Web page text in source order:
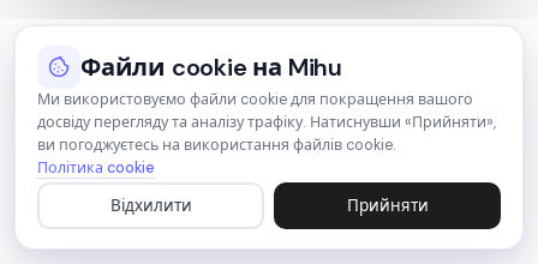
Комунікація
Почніть безкоштовний пробний період
сьогодні. Кредитна картка не потрібна.
Розгорніть за лічені хвилини.
Файли cookie на Mihu
Ми використовуємо файли cookie для покращення вашого
досвіду перегляду та аналізу трафіку. Натиснувши «Прийняти»,
ви погоджуєтесь на використання файлів cookie.
Політика cookie
Відхилити Прийняти